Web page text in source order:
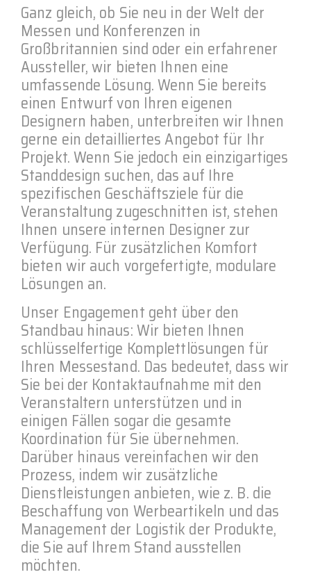
Ganz gleich, ob Sie neu in der Welt der
Messen und Konferenzen in
Großbritannien sind oder ein erfahrener
Aussteller, wir bieten Ihnen eine
umfassende Lösung. Wenn Sie bereits
einen Entwurf von Ihren eigenen
Designern haben, unterbreiten wir Ihnen
gerne ein detailliertes Angebot für Ihr
Projekt. Wenn Sie jedoch ein einzigartiges
Standdesign suchen, das auf Ihre
spezifischen Geschäftsziele für die
Veranstaltung zugeschnitten ist, stehen
Ihnen unsere internen Designer zur
Verfügung. Für zusätzlichen Komfort
bieten wir auch vorgefertigte, modulare
Lösungen an.
Unser Engagement geht über den
Standbau hinaus: Wir bieten Ihnen
schlüsselfertige Komplettlösungen für
Ihren Messestand. Das bedeutet, dass wir
Sie bei der Kontaktaufnahme mit den
Veranstaltern unterstützen und in
einigen Fällen sogar die gesamte
Koordination für Sie übernehmen.
Darüber hinaus vereinfachen wir den
Prozess, indem wir zusätzliche
Dienstleistungen anbieten, wie z. B. die
Beschaffung von Werbeartikeln und das
Management der Logistik der Produkte,
die Sie auf Ihrem Stand ausstellen
möchten.